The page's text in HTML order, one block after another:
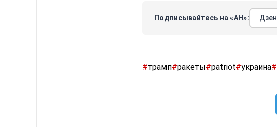
Подписывайтесь на «АН»: Дзен
#трамп#ракеты#patriot#украина#